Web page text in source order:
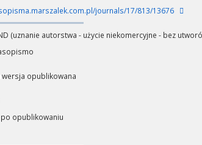
journals/17/813/13676
(uznanie autorstwa - użycie niekomercyjne - bez
wersja opublikowana
opublikowaniu